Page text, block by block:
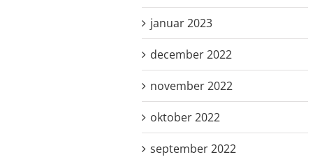
januar 2023
december 2022
november 2022
oktober 2022
september 2022